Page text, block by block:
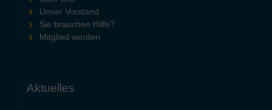
Unser Vorstand
Sie brauchen Hilfe?
Mitglied werden
Aktuelles